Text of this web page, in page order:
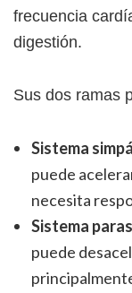
frecuencia
digestión.
Sus dos ramas
Sistema
puede
necesita
Sistema
puede